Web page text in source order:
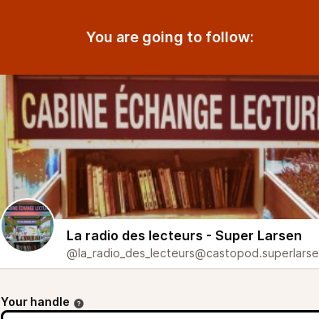
You are going to follow:
La radio des lecteurs - Super Larsen
Your handle